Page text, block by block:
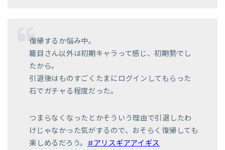
復帰するか悩み中。
籠目さん以外は初期キャラって感じ、初期勢でし
たから。
引退後はものすごくたまにログインしてもらった
石でガチャる程度だった。
つまらなくなったとかそういう理由で引退したわ
けじゃなかった気がするので、おそらく復帰しても
楽しめるだろう。 #アリスギアアイギス